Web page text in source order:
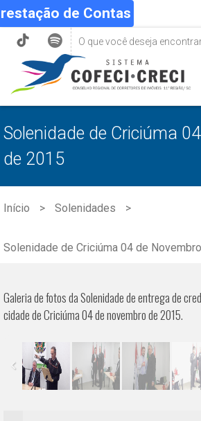
de Contas
Solenidade de Criciúma
de 2015
Início Solenidades
Solenidade de Criciúma 04 de
Galeria de fotos da Solenidade de entrega de
cidade de Criciúma 04 de novembro de 2015.